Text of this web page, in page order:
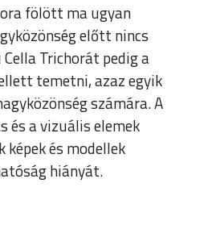
fölött ma ugyan
előtt nincs
Trichorát pedig a
temetni, azaz egyik
számára. A
a vizuális elemek
képek és modellek
hiányát.